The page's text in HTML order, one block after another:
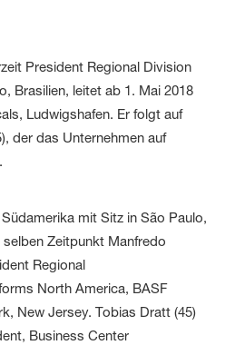
President Regional Division
Brasilien, leitet ab 1. Mai 2018
Ludwigshafen. Er folgt auf
der das Unternehmen auf
mit Sitz in São Paulo,
Zeitpunkt Manfredo
Regional
North America, BASF
New Jersey. Tobias Dratt (45)
Business Center